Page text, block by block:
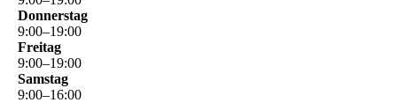
Donnerstag
9:00–19:00
Freitag
9:00–19:00
Samstag
9:00–16:00